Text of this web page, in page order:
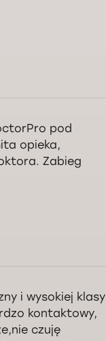
pod
opieka,
Zabieg
i wysokiej klasy
kontaktowy,
czuję